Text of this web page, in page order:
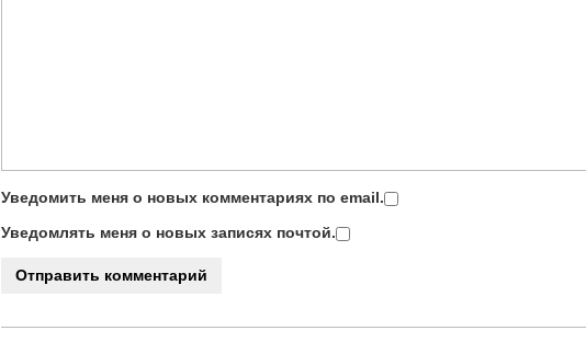
Уведомить меня о новых комментариях по email.
Уведомлять меня о новых записях почтой.